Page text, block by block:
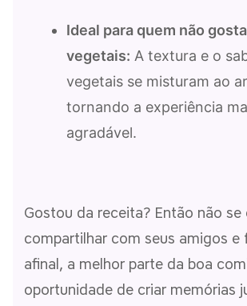
Ideal para quem não
vegetais: A textura e o
vegetais se misturam ao
tornando a experiência
agradável.
Gostou da receita? Então não se
compartilhar com seus amigos e
afinal, a melhor parte da boa
oportunidade de criar memórias